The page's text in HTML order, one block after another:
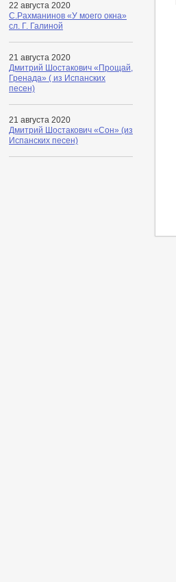
22 августа 2020
С.Рахманинов «У моего окна»
сл. Г. Галиной
21 августа 2020
Дмитрий Шостакович «Прощай,
Гренада» ( из Испанских
песен)
21 августа 2020
Дмитрий Шостакович «Сон» (из
Испанских песен)